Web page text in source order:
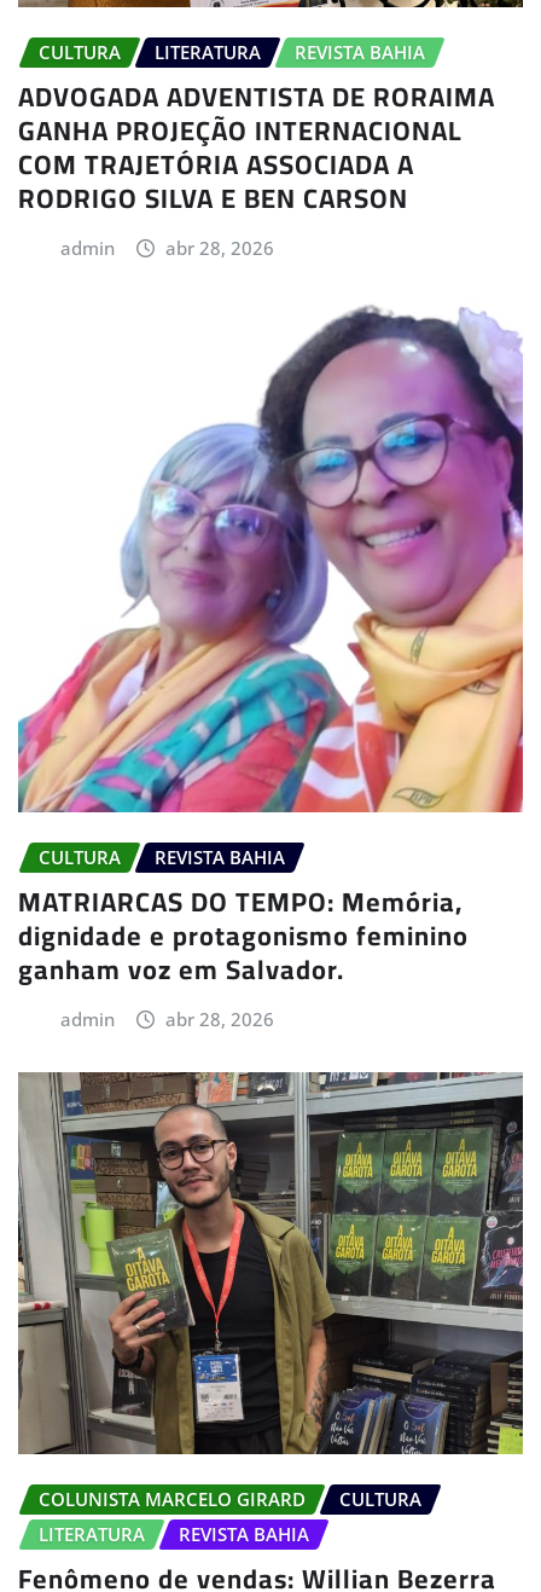
CULTURA LITERATURA REVISTA BAHIA
ADVOGADA ADVENTISTA DE RORAIMA
GANHA PROJEÇÃO INTERNACIONAL
COM TRAJETÓRIA ASSOCIADA A
RODRIGO SILVA E BEN CARSON
admin abr 28, 2026
CULTURA REVISTA BAHIA
MATRIARCAS DO TEMPO: Memória,
dignidade e protagonismo feminino
ganham voz em Salvador.
admin abr 28, 2026
COLUNISTA MARCELO GIRARD
CULTURA
LITERATURA
REVISTA BAHIA
Fenômeno de vendas: Willian Bezerra